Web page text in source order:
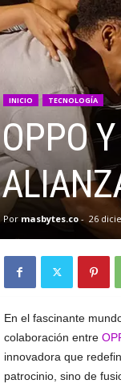
INICIO TECNOLOGÍA
OPPO
Por masbytes.co- 26
En el fascinante
colaboración entre
innovadora que
patrocinio, sino de